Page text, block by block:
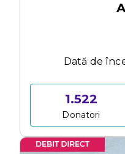
Dată de
1.522
Donatori